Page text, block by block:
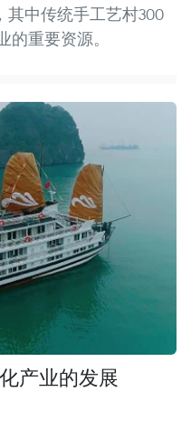
其中传统手工艺村300
重要资源。
产业的发展